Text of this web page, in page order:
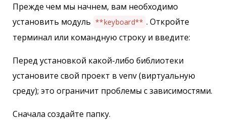
Прежде чем мы начнем, вам необходимо
установить модуль **keyboard** . Откройте
терминал или командную строку и введите:
Перед установкой какой-либо библиотеки
установите свой проект в venv (виртуальную
среду); это ограничит проблемы с зависимостями.
Сначала создайте папку.